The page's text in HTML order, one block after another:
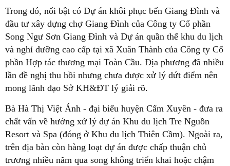
Trong đó, nổi bật có Dự án khôi phục bến Giang Đình và
đầu tư xây dựng chợ Giang Đình của Công ty Cổ phần
Song Ngư Sơn Giang Đình và Dự án quần thể khu du lịch
và nghỉ dưỡng cao cấp tại xã Xuân Thành của Công ty Cổ
phần Hợp tác thương mại Toàn Cầu. Địa phương đã nhiều
lần đề nghị thu hồi nhưng chưa được xử lý dứt điểm nên
mong lãnh đạo Sở KH&ĐT lý giải rõ.
Bà Hà Thị Việt Ánh - đại biểu huyện Cẩm Xuyên - đưa ra
chất vấn về hướng xử lý dự án Khu du lịch Tre Nguồn
Resort và Spa (đóng ở Khu du lịch Thiên Cầm). Ngoài ra,
trên địa bàn còn hàng loạt dự án được chấp thuận chủ
trương nhiều năm qua song không triển khai hoặc chậm